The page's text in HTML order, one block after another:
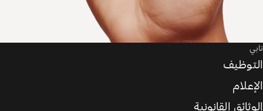
تابي
التوظيف
الإعلام
الوثائق القانونية